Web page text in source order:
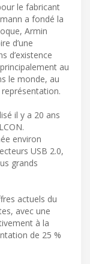
le fabricant
a fondé la
Armin
d’une
d’existence
au
le monde, au
il y a 20 ans
environ
USB 2.0,
grands
actuels du
avec une
à la
de 25 %